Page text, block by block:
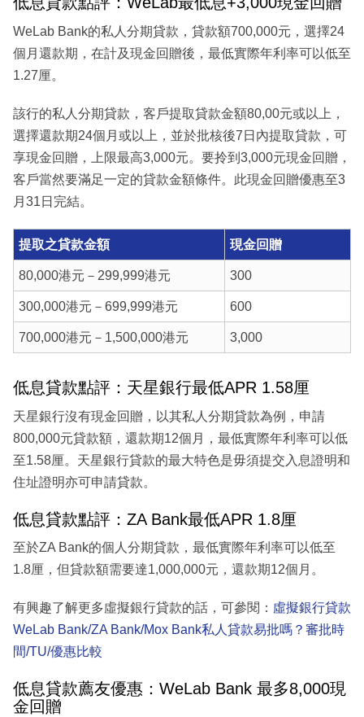
WeLab Bank的私人分期貸款，貸款額700,000元，選擇24
個月還款期，在計及現金回贈後，最低實際年利率可以低至
1.27厘。
該行的私人分期貸款，客戶提取貸款金額80,00元或以上，
選擇還款期24個月或以上，並於批核後7日內提取貸款，可
享現金回贈，上限最高3,000元。要拎到3,000元現金回贈，
客戶當然要滿足一定的貸款金額條件。此現金回贈優惠至3
月31日完結。
提取之貸款金額 現金回贈
80,000港元－299,999港元 300
300,000港元－699,999港元 600
700,000港元－1,500,000港元 3,000
低息貸款點評：天星銀行最低APR 1.58厘
天星銀行沒有現金回贈，以其私人分期貸款為例，申請
800,000元貸款額，還款期12個月，最低實際年利率可以低
至1.58厘。天星銀行貸款的最大特色是毋須提交入息證明和
住址證明亦可申請貸款。
低息貸款點評：ZA Bank最低APR 1.8厘
至於ZA Bank的個人分期貸款，最低實際年利率可以低至
1.8厘，但貸款額需要達1,000,000元，還款期12個月。
有興趣了解更多虛擬銀行貸款的話，可參閱： 虛擬銀行貸款
WeLab Bank/ZA Bank/Mox Bank私人貸款易批嗎？審批時
間/TU/優惠比較
低息貸款薦友優惠：WeLab Bank 最多8,000現
金回贈